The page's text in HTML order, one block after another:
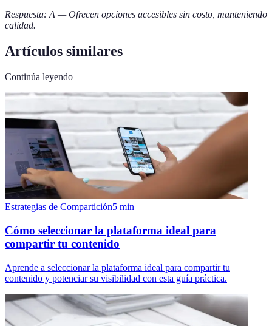
Respuesta: A — Ofrecen opciones accesibles sin costo, manteniendo
calidad.
Artículos similares
Continúa leyendo
Estrategias de Compartición5 min
Cómo seleccionar la plataforma ideal para
compartir tu contenido
Aprende a seleccionar la plataforma ideal para compartir tu
contenido y potenciar su visibilidad con esta guía práctica.